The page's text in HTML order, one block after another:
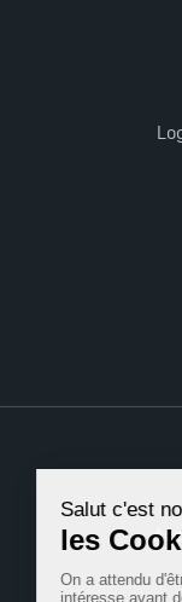
TSM obtient
Derniers
Management